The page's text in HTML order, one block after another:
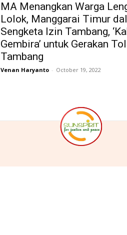
MA Menangkan Warga
Lolok, Manggarai Timur
Sengketa Izin Tambang,
Gembira’ untuk Gerakan
Tambang
Venan Haryanto - October 19, 2022